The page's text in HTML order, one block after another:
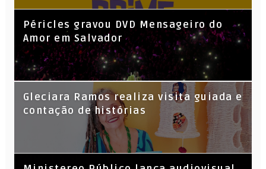
Péricles gravou DVD Mensageiro do
Amor em Salvador
KL Jay (Racionais MC’s), DJ Raíz e DJ
Leandro Vitrola na BIGSHAKE 14
Gleciara Ramos realiza visita guiada e
contação de histórias